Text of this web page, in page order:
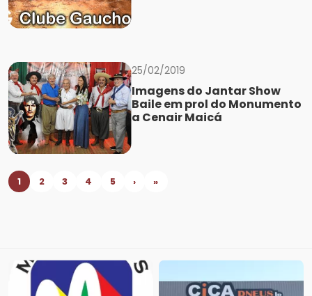
25/02/2019
Imagens do Jantar Show
Baile em prol do Monumento
a Cenair Maicá
1 2 3 4 5 › »